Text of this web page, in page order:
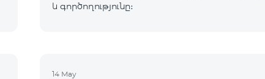
և գործողությունը։
14 May